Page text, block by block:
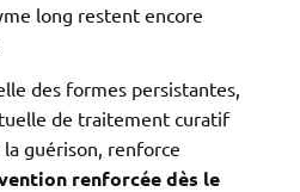
long restent encore
des formes persistantes,
de traitement curatif
guérison, renforce
renforcée dès le